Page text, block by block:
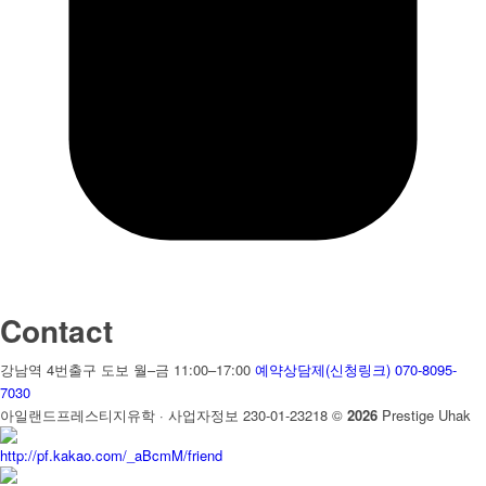
Contact
강남역 4번출구 도보 월–금 11:00–17:00 예약상담제(신청링크) 070-8095-
7030
아일랜드프레스티지유학 · 사업자정보 230-01-23218 © 2026 Prestige Uhak